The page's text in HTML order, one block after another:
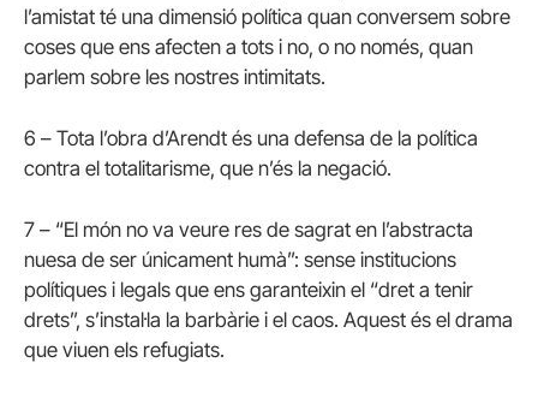
l’amistat té una dimensió política quan conversem sobre
coses que ens afecten a tots i no, o no només, quan
parlem sobre les nostres intimitats.
6 – Tota l’obra d’Arendt és una defensa de la política
contra el totalitarisme, que n’és la negació.
7 – “El món no va veure res de sagrat en l’abstracta
nuesa de ser únicament humà”: sense institucions
polítiques i legals que ens garanteixin el “dret a tenir
drets”, s’instal·la la barbàrie i el caos. Aquest és el drama
que viuen els refugiats.